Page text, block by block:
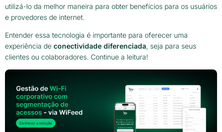
utilizá-lo da melhor maneira para obter benefícios para os usuários
e provedores de internet.
Entender essa tecnologia é importante para oferecer uma
experiência de conectividade diferenciada, seja para seus
clientes ou colaboradores. Continue a leitura!